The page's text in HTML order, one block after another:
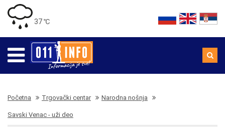
37 ℃
Početna Trgovački centar Narodna nošnja
Savski Venac - uži deo